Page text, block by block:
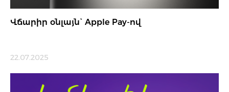
Վճարիր օնլայն` Apple Pay-ով
22.07.2025